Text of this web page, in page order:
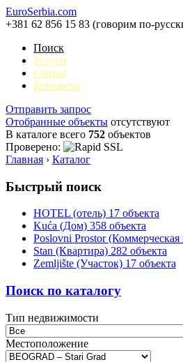
EuroSerbia.com
+381 62 856 15 83 (говорим по-
Поиск
Услуги
Статьи
Контакты
Отправить запрос
Отобранные объекты отсутствуют
В каталоге всего 752 объектов
Проверено:
Главная › Каталог
Быстрый поиск
HOTEL (отель) 17 объекта
Kuća (Дом) 358 объекта
Poslovni Prostor
Stan (Квартира) 282 объекта
Zemljište (Участок) 17 объекта
Поиск по каталогу
Тип недвижимости
Местоположение